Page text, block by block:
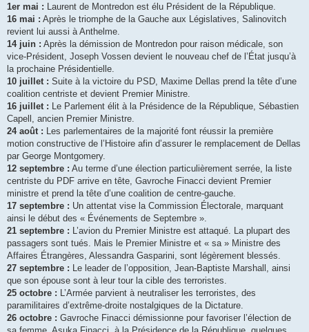
1er mai : Laurent de Montredon est élu Président de la République.
16 mai : Après le triomphe de la Gauche aux Législatives, Salinovitch
revient lui aussi à Anthelme.
14 juin : Après la démission de Montredon pour raison médicale, son
vice-Président, Joseph Vossen devient le nouveau chef de l’État jusqu’à
la prochaine Présidentielle.
10 juillet : Suite à la victoire du PSD, Maxime Dellas prend la tête d’une
coalition centriste et devient Premier Ministre.
16 juillet : Le Parlement élit à la Présidence de la République, Sébastien
Capell, ancien Premier Ministre.
24 août : Les parlementaires de la majorité font réussir la première
motion constructive de l’Histoire afin d’assurer le remplacement de Dellas
par George Montgomery.
12 septembre : Au terme d’une élection particulièrement serrée, la liste
centriste du PDF arrive en tête, Gavroche Finacci devient Premier
ministre et prend la tête d’une coalition de centre-gauche.
17 septembre : Un attentat vise la Commission Électorale, marquant
ainsi le début des « Événements de Septembre ».
21 septembre : L’avion du Premier Ministre est attaqué. La plupart des
passagers sont tués. Mais le Premier Ministre et « sa » Ministre des
Affaires Étrangères, Alessandra Gasparini, sont légèrement blessés.
27 septembre : Le leader de l’opposition, Jean-Baptiste Marshall, ainsi
que son épouse sont à leur tour la cible des terroristes.
25 octobre : L’Armée parvient à neutraliser les terroristes, des
paramilitaires d’extrême-droite nostalgiques de la Dictature.
26 octobre : Gavroche Finacci démissionne pour favoriser l’élection de